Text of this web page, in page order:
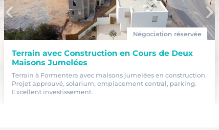
Terrain avec Construction en Cours de Deux
Maisons Jumelées
Négociation réservée
Terrain à Formentera avec maisons jumelées en construction.
Projet approuvé, solarium, emplacement central, parking.
Excellent investissement.